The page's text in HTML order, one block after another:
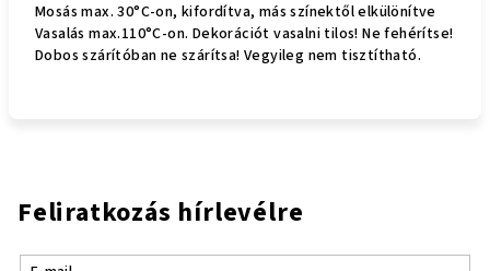
Mosás max. 30°C-on, kifordítva, más színektől elkülönítve
Vasalás max.110°C-on. Dekorációt vasalni tilos! Ne fehérítse!
Dobos szárítóban ne szárítsa! Vegyileg nem tisztítható.
Feliratkozás hírlevélre